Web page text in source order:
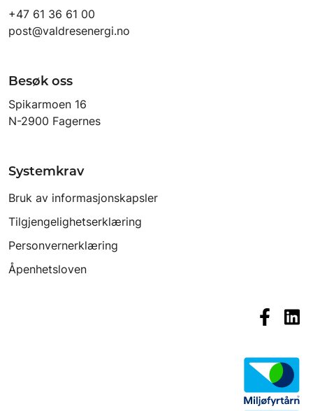
+47 61 36 61 00
post@valdresenergi.no
Besøk oss
Spikarmoen 16
N-2900 Fagernes
Systemkrav
Bruk av informasjonskapsler
Tilgjengelighetserklæring
Personvernerklæring
Åpenhetsloven